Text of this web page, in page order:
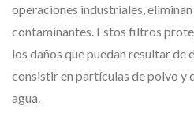
operaciones industriales,
contaminantes. Estos filtros
los daños que puedan resultar de
consistir en partículas de polvo y
agua.